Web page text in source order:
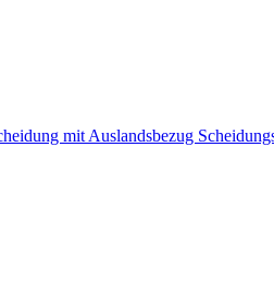
mit Auslandsbezug